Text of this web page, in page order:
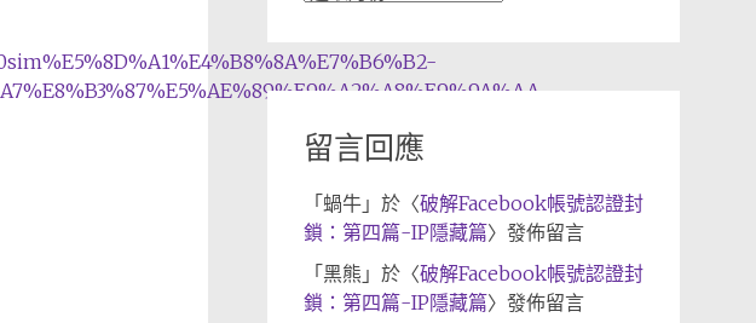
檔
留言回應
「 蝸牛」於〈破解Facebook帳號認證封
鎖：第四篇-IP隱藏篇〉發佈留言
「 黑熊 」於〈破解Facebook帳號認證封
鎖：第四篇-IP隱藏篇〉發佈留言